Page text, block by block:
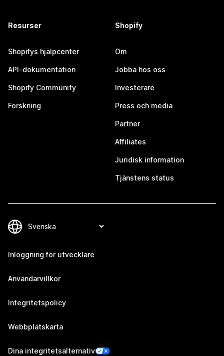
Resurser
Shopifys hjälpcenter
API-dokumentation
Shopify Community
Forskning
Shopify
Om
Jobba hos oss
Investerare
Press och media
Partner
Affiliates
Juridisk information
Tjänstens status
Inloggning för utvecklare
Användarvillkor
Integritetspolicy
Webbplatskarta
Dina integritetsalternativ